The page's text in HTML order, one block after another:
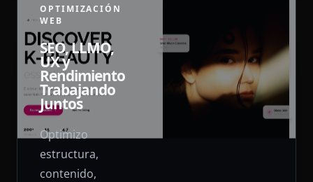
OPTIMIZACIÓN
WEB
SEO, LLMO,
UX y
Rendimiento
Trabajando
Juntos
Optimizo
estructura,
contenido,